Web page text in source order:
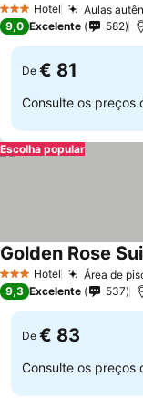
3 EstrelasHotel Aulas
9,0 Excelente 582
De € 81
Consulte os preços
Escolha popular
3 EstrelasHotel Área de
Golden Rose
9,3 Excelente 537
De € 83
Consulte os preços